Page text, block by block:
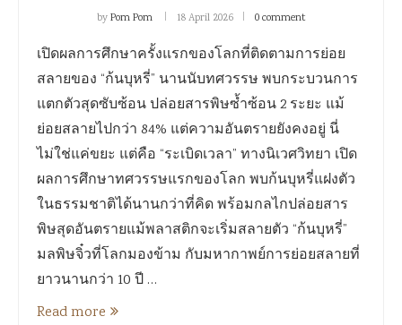
byPom Pom 18 April 2026 0 comment
เปิดผลการศึกษาครั้งแรกของโลกที่ติดตามการย่อย
สลายของ “ก้นบุหรี่” นานนับทศวรรษ พบกระบวนการ
แตกตัวสุดซับซ้อน ปล่อยสารพิษซ้ำซ้อน 2 ระยะ แม้
ย่อยสลายไปกว่า 84% แต่ความอันตรายยังคงอยู่ นี่
ไม่ใช่แค่ขยะ แต่คือ “ระเบิดเวลา” ทางนิเวศวิทยา เปิด
ผลการศึกษาทศวรรษแรกของโลก พบก้นบุหรี่แฝงตัว
ในธรรมชาติได้นานกว่าที่คิด พร้อมกลไกปล่อยสาร
พิษสุดอันตรายแม้พลาสติกจะเริ่มสลายตัว “ก้นบุหรี่”
มลพิษจิ๋วที่โลกมองข้าม กับมหากาพย์การย่อยสลายที่
ยาวนานกว่า 10 ปี …
Read more